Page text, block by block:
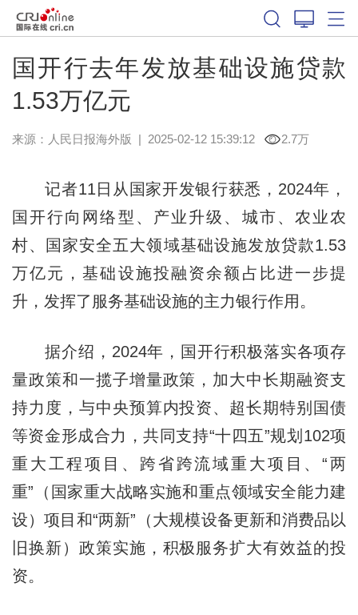
国开行去年发放基础设施贷款
1.53万亿元
来源： 人民日报海外版 | 2025-02-12 15:39:12 2.7万
记者11日从国家开发银行获悉，2024年，
国开行向网络型、产业升级、城市、农业农
村、国家安全五大领域基础设施发放贷款1.53
万亿元，基础设施投融资余额占比进一步提
升，发挥了服务基础设施的主力银行作用。
据介绍，2024年，国开行积极落实各项存
量政策和一揽子增量政策，加大中长期融资支
持力度，与中央预算内投资、超长期特别国债
等资金形成合力，共同支持“十四五”规划102项
重大工程项目、跨省跨流域重大项目、“两
重”（国家重大战略实施和重点领域安全能力建
设）项目和“两新”（大规模设备更新和消费品以
旧换新）政策实施，积极服务扩大有效益的投
资。